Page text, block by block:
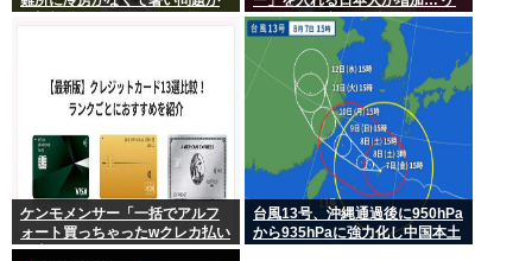
ンモメンの意見を聞きたい。
ケンモメンサー「一括でアルフ
ォート買っちゃったwクレカ払い
で来月の俺ごめんねー」銀行
台風13号、沖縄通過後に950hPa
から935hPaに強力化し中国本土